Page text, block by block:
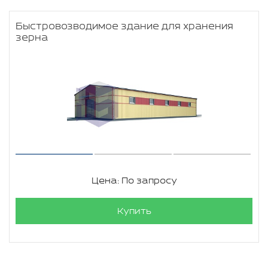
Быстровозводимое здание для хранения
зерна
Цена: По запросу
Купить